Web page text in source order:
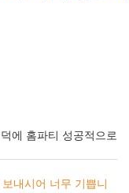
에 홈파티 성공적으로
내시어 너무 기쁩니